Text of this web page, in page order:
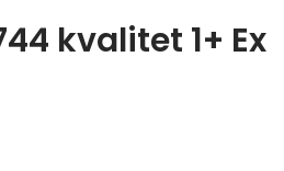
kvalitet 1+ Ex